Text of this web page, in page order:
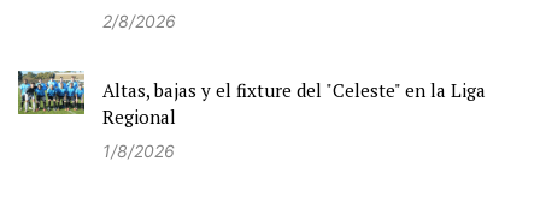
2/8/2026
Altas, bajas y el fixture del "Celeste" en la Liga
Regional
1/8/2026